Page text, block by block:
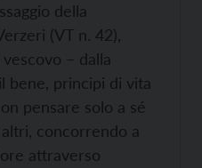
della
(VT n. 42),
– dalla
bene, principi di vita
pensare solo a sé
concorrendo a
attraverso